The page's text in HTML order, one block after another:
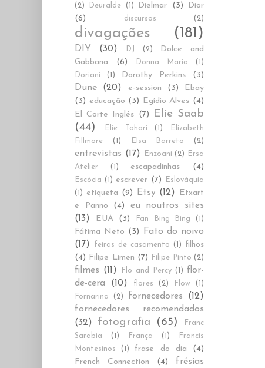
(2)
Deuralde (1) Dielmar (3)
Dior
(6)
discursos (2)
divagações (181)
DIY (30) DJ (2)
Dolce and
Gabbana
(6) Donna Maria
(1)
Doriani
(1) Dorothy Perkins (3)
Dune (20) e-session (3)
Ebay
(3) educação (3) Egídio Alves (4)
El Corte Inglés (7)
Elie Saab
(44)
Elie Tahari (1)
Elizabeth
Fillmore
(1) Elsa Barreto (2)
entrevistas (17) Enzoani (2)
Ersa
Atelier
(1) escapadinhas (4)
Escócia (1) escrever (7)
Eslováquia
(1)
etiqueta (9) Etsy (12)
Etxart
e Panno
(4)
eu noutros sites
(13)
EUA (3) Fan Bing Bing (1)
Fátima Neto (3)
Fato do noivo
(17)
feiras de casamento (1)
filhos
(4) Filipe Limen (7) Filipe Pinto (2)
filmes (11) Flo and Percy (1)
flor-
de-cera
(10) flores (2) Flow
(1)
Fornarina
(2) fornecedores
(12)
fornecedores recomendados
(32)
fotografia (65)
Franc
Sarabia
(1) França (1)
Francis
Montesinos
(1) frase do dia
(4)
French Connection
(4) frésias